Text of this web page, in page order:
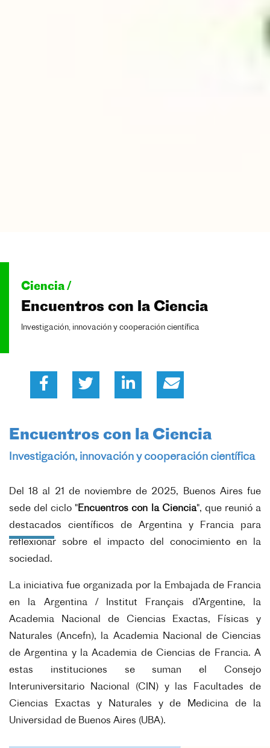
Ciencia /
Encuentros con la Ciencia
Investigación, innovación y cooperación científica
Encuentros con la Ciencia
Investigación, innovación y cooperación científica
Del 18 al 21 de noviembre de 2025, Buenos Aires fue
sede del ciclo "Encuentros con la Ciencia", que reunió a
destacados científicos de Argentina y Francia para
reflexionar sobre el impacto del conocimiento en la
sociedad.
La iniciativa fue organizada por la Embajada de Francia
en la Argentina / Institut Français d’Argentine,
la
Academia Nacional de Ciencias Exactas, Físicas y
Naturales (Ancefn), la Academia Nacional de Ciencias
de Argentina y la Academia de Ciencias de Francia. A
estas instituciones se suman el Consejo
Interuniversitario Nacional (CIN) y las Facultades de
Ciencias Exactas y Naturales y de Medicina de la
Universidad de Buenos Aires (UBA).